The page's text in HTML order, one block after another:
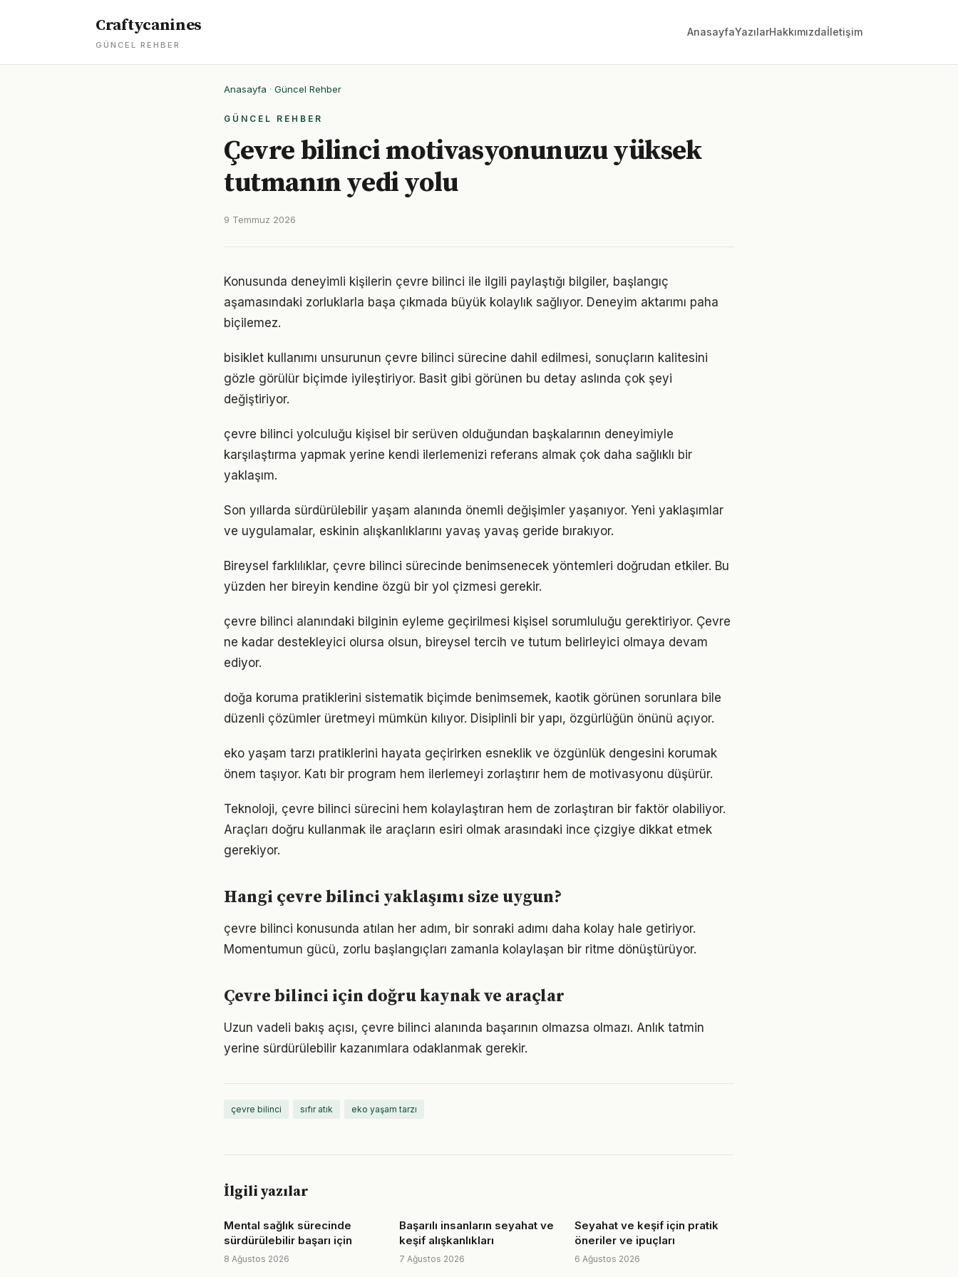
Craftycanines
GÜNCEL REHBER
AnasayfaYazılarHakkımızdaİletişim
Anasayfa · Güncel Rehber
GÜNCEL REHBER
Çevre bilinci motivasyonunuzu yüksek
tutmanın yedi yolu
9 Temmuz 2026
Konusunda deneyimli kişilerin çevre bilinci ile ilgili paylaştığı bilgiler, başlangıç
aşamasındaki zorluklarla başa çıkmada büyük kolaylık sağlıyor. Deneyim aktarımı paha
biçilemez.
bisiklet kullanımı unsurunun çevre bilinci sürecine dahil edilmesi, sonuçların kalitesini
gözle görülür biçimde iyileştiriyor. Basit gibi görünen bu detay aslında çok şeyi
değiştiriyor.
çevre bilinci yolculuğu kişisel bir serüven olduğundan başkalarının deneyimiyle
karşılaştırma yapmak yerine kendi ilerlemenizi referans almak çok daha sağlıklı bir
yaklaşım.
Son yıllarda sürdürülebilir yaşam alanında önemli değişimler yaşanıyor. Yeni yaklaşımlar
ve uygulamalar, eskinin alışkanlıklarını yavaş yavaş geride bırakıyor.
Bireysel farklılıklar, çevre bilinci sürecinde benimsenecek yöntemleri doğrudan etkiler. Bu
yüzden her bireyin kendine özgü bir yol çizmesi gerekir.
çevre bilinci alanındaki bilginin eyleme geçirilmesi kişisel sorumluluğu gerektiriyor. Çevre
ne kadar destekleyici olursa olsun, bireysel tercih ve tutum belirleyici olmaya devam
ediyor.
doğa koruma pratiklerini sistematik biçimde benimsemek, kaotik görünen sorunlara bile
düzenli çözümler üretmeyi mümkün kılıyor. Disiplinli bir yapı, özgürlüğün önünü açıyor.
eko yaşam tarzı pratiklerini hayata geçirirken esneklik ve özgünlük dengesini korumak
önem taşıyor. Katı bir program hem ilerlemeyi zorlaştırır hem de motivasyonu düşürür.
Teknoloji, çevre bilinci sürecini hem kolaylaştıran hem de zorlaştıran bir faktör olabiliyor.
Araçları doğru kullanmak ile araçların esiri olmak arasındaki ince çizgiye dikkat etmek
gerekiyor.
Hangi çevre bilinci yaklaşımı size uygun?
çevre bilinci konusunda atılan her adım, bir sonraki adımı daha kolay hale getiriyor.
Momentumun gücü, zorlu başlangıçları zamanla kolaylaşan bir ritme dönüştürüyor.
Çevre bilinci için doğru kaynak ve araçlar
Uzun vadeli bakış açısı, çevre bilinci alanında başarının olmazsa olmazı. Anlık tatmin
yerine sürdürülebilir kazanımlara odaklanmak gerekir.
çevre bilinci sıfır atık eko yaşam tarzı
İlgili yazılar
Mental sağlık sürecinde
sürdürülebilir başarı için
8 Ağustos 2026
Başarılı insanların seyahat ve
keşif alışkanlıkları
7 Ağustos 2026
Seyahat ve keşif için pratik
öneriler ve ipuçları
6 Ağustos 2026